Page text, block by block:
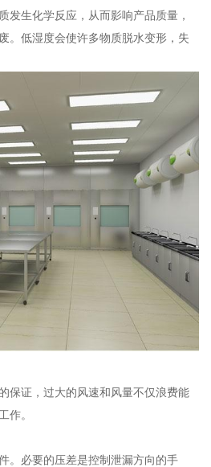
发生化学反应，从而影响产品质量，
。低湿度会使许多物质脱水变形，失
保证，过大的风速和风量不仅浪费能
作。
。必要的压差是控制泄漏方向的手